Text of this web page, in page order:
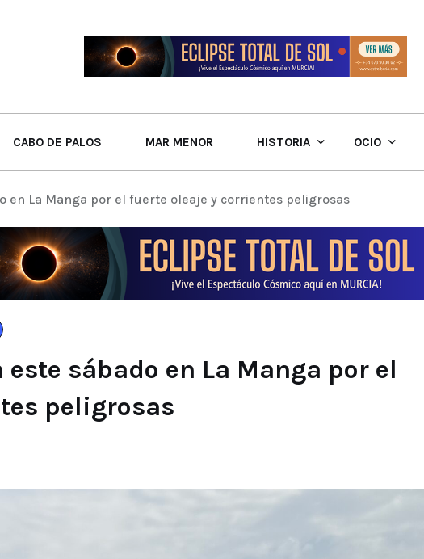
CABO DE PALOS MAR MENOR HISTORIA OCIO
en La Manga por el fuerte oleaje y corrientes peligrosas
sábado en La Manga por el
peligrosas